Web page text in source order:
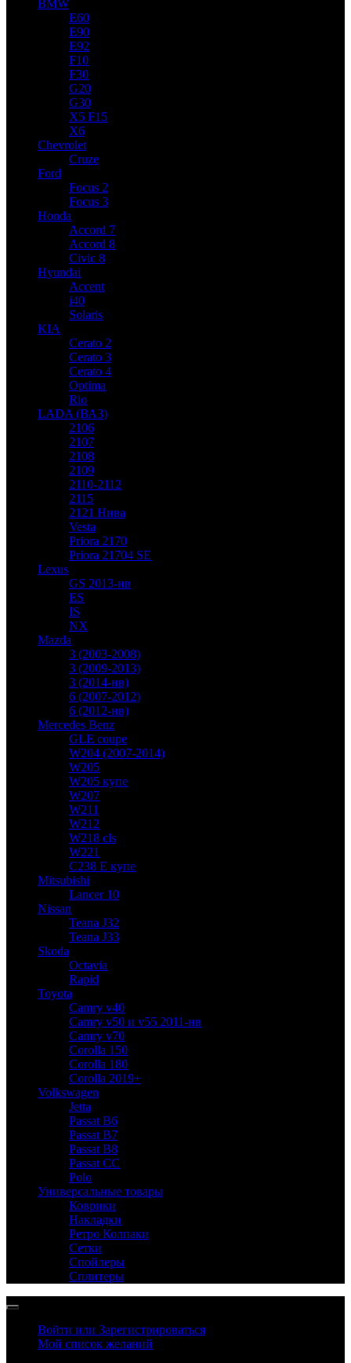
BMW
E60
E90
E92
F10
F30
G20
G30
X5 F15
X6
Chevrolet
Cruze
Ford
Focus 2
Focus 3
Honda
Accord 7
Accord 8
Civic 8
Hyundai
Accent
i40
Solaris
KIA
Cerato 2
Cerato 3
Cerato 4
Optima
Rio
LADA (ВАЗ)
2106
2107
2108
2109
2110-2112
2115
2121 Нива
Vesta
Priora 2170
Priora 21704 SE
Lexus
GS 2013-нв
ES
IS
NX
Mazda
3 (2003-2008)
3 (2009-2013)
3 (2014-нв)
6 (2007-2012)
6 (2012-нв)
Mercedes Benz
GLE coupe
W204 (2007-2014)
W205
W205 купе
W207
W211
W212
W218 cls
W221
C238 E купе
Mitsubishi
Lancer 10
Nissan
Teana J32
Teana J33
Skoda
Octavia
Rapid
Toyota
Camry v40
Camry v50 и v55 2011-нв
Camry v70
Corolla 150
Corolla 180
Corolla 2019+
Volkswagen
Jetta
Passat B6
Passat B7
Passat B8
Passat CC
Polo
Универсальные товары
Коврики
Накладки
Ретро Колпаки
Сетки
Спойлеры
Сплитеры
Войти или Зарегистрироваться
Мой список желаний